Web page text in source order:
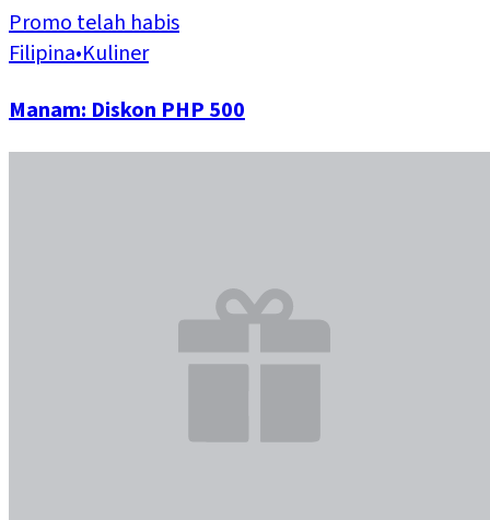
Promo telah habis
Filipina•Kuliner
Manam: Diskon PHP 500